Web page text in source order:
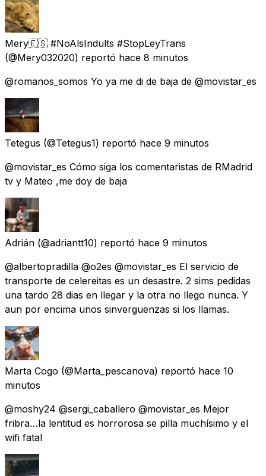
Mery🇪🇸 #NoAlsIndults #StopLeyTrans
(@Mery032020) reportó hace 8 minutos
@romanos_somos Yo ya me di de baja de @movistar_es
Tetegus (@Tetegus1) reportó hace 9 minutos
@movistar_es Cómo siga los comentaristas de RMadrid
tv y Mateo ,me doy de baja
Adrián (@adriantt10) reportó hace 9 minutos
@albertopradilla @o2es @movistar_es El servicio de
transporte de celereitas es un desastre. 2 sims pedidas
una tardo 28 dias en llegar y la otra no llego nunca. Y
aun por encima unos sinverguenzas si los llamas.
Marta Cogo (@Marta_pescanova) reportó hace 10
minutos
@moshy24 @sergi_caballero @movistar_es Mejor
fribra…la lentitud es horrorosa se pilla muchísimo y el
wifi fatal